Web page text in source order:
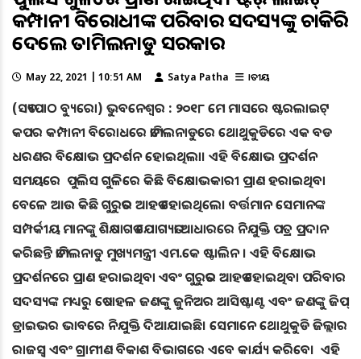
କମ୍ପାନୀ ବିରୋଧୀଙ୍କ ପରିବାର ସଦସ୍ୟଙ୍କୁ ଚାକିରି
ଦେଲେ ତାମିଲନାଡୁ ସରକାର
May 22, 2021 | 10:51 AM Satya Patha ଜାତୀୟ
(ସତ୍ୟପାଠ ବ୍ୟୁରୋ) ଭୁବନେଶ୍ୱର : ୨୦୧୮ ମେ ମାସରେ ଷ୍ଟରଲାଇଟ୍
କପର କମ୍ପାନୀ ବିରୋଧରେ ତାମିଲନାଡୁରେ ଥୋଥୁକୁଡିରେ ଏକ ବଡ
ଧରଣର ବିକ୍ଷୋଭ ପ୍ରଦର୍ଶନ ହୋଇଥିଲା। ଏହି ବିକ୍ଷୋଭ ପ୍ରଦର୍ଶନ
ସମୟରେ ପୁଲିସ ଗୁଳିରେ କିଛି ବିକ୍ଷୋଭକାରୀ ପ୍ରାଣ ହରାଇଥିବା
ବେଳେ ଆଉ କିଛି ଗୁରୁତର ଆହତ ହୋଇଥିଲେ। ବର୍ତ୍ତମାନ ସେମାନଙ୍କ
ସମ୍ପର୍କୀୟ ମାନଙ୍କୁ ଶିକ୍ଷାଗତ ଯୋଗ୍ୟତା ଆଧାରରେ ନିଯୁକ୍ତି ପତ୍ର ପ୍ରଦାନ
କରିଛନ୍ତି ତାମିଲନାଡୁ ମୁଖ୍ୟମନ୍ତ୍ରୀ ଏମ.କେ ଷ୍ଟାଲିନ । ଏହି ବିକ୍ଷୋଭ
ପ୍ରଦର୍ଶନରେ ପ୍ରାଣ ହରାଇଥିବା ଏବଂ ଗୁରୁତର ଆହତ ହୋଇଥିବା ପରିବାର
ସଦସ୍ୟଙ୍କ ମଧ୍ୟରୁ ଷୋହଳ ଜଣଙ୍କୁ ଜୁନିଅର ଆସିଷ୍ଟାଣ୍ଟ ଏବଂ ଜଣଙ୍କୁ ଜିପ୍
ଡ୍ରାଇଭର ଭାବରେ ନିଯୁକ୍ତି ଦିଆଯାଇଛି। ସେମାନେ ଥୋଥୁକୁଡି ଜିଲ୍ଲାର
ରାଜସ୍ୱ ଏବଂ ଗ୍ରାମୀଣ ବିକାଶ ବିଭାଗରେ ଏବେ କାର୍ଯ୍ୟ କରିବେ। ଏହି